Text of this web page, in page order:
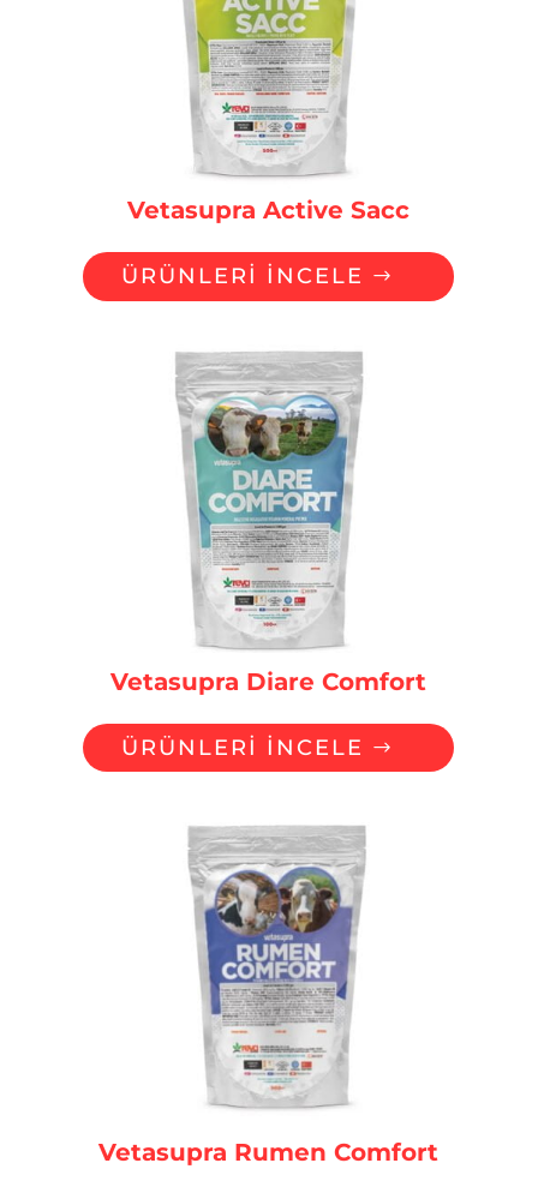
Vetasupra Active Sacc
ÜRÜNLERİ İNCELE
Vetasupra Diare Comfort
ÜRÜNLERİ İNCELE
Vetasupra Rumen Comfort